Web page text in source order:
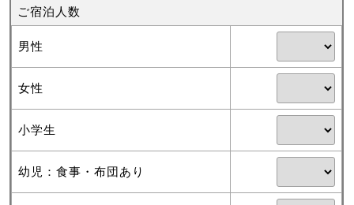
ご宿泊人数
男性
女性
小学生
幼児：食事・布団あり